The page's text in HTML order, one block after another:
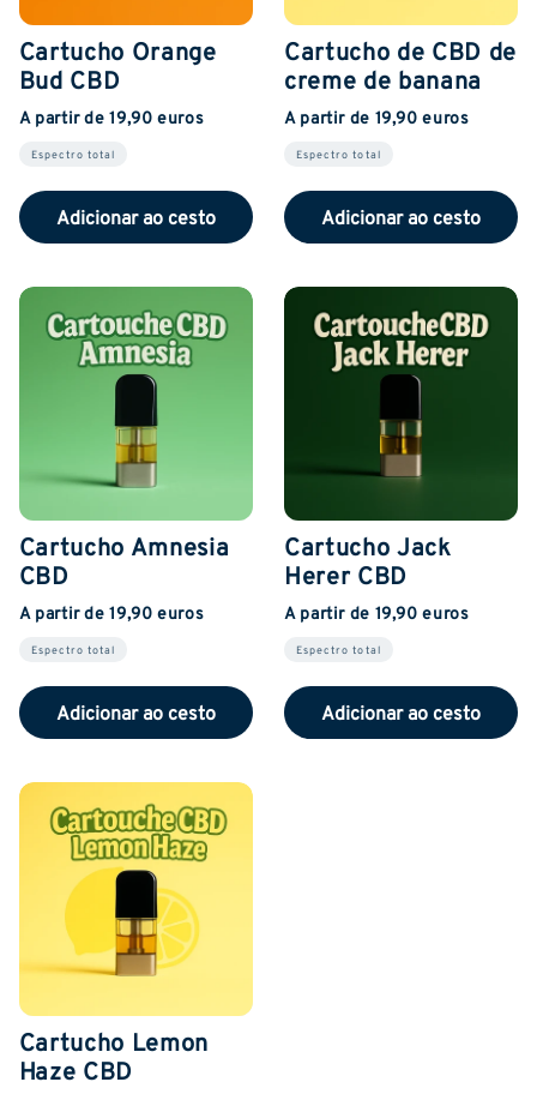
Cartucho Orange
Bud CBD
A partir de 19,90 euros
Espectro total
Adicionar ao cesto
Cartucho de CBD de
creme de banana
A partir de 19,90 euros
Espectro total
Adicionar ao cesto
Cartucho Amnesia
CBD
A partir de 19,90 euros
Espectro total
Adicionar ao cesto
Cartucho Jack
Herer CBD
A partir de 19,90 euros
Espectro total
Adicionar ao cesto
Cartucho Lemon
Haze CBD